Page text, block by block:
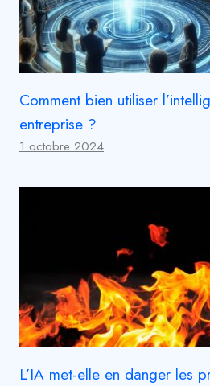
Comment bien utiliser
entreprise ?
1 octobre 2024
L’IA met-elle en danger les